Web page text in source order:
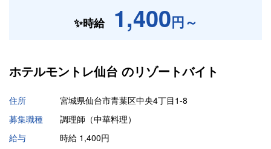
✨時給 1,400円～
ホテルモントレ仙台 のリゾートバイト
住所
宮城県仙台市青葉区中央4丁目1-8
募集職種
調理師（中華料理）
給与
時給 1,400円